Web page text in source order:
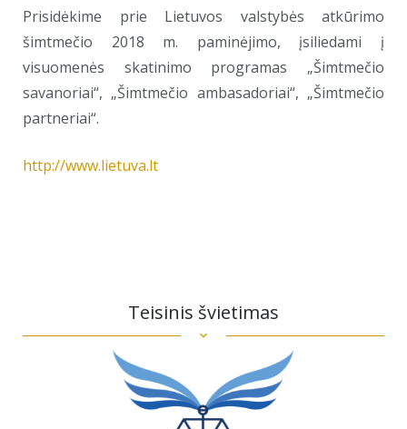
Prisidėkime prie Lietuvos valstybės atkūrimo
šimtmečio 2018 m. paminėjimo, įsiliedami į
visuomenės skatinimo programas „Šimtmečio
savanoriai“, „Šimtmečio ambasadoriai“, „Šimtmečio
partneriai“.
http://www.lietuva.lt
Teisinis švietimas